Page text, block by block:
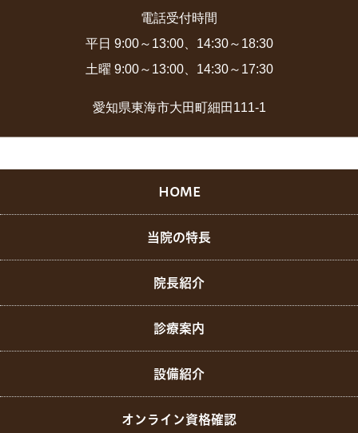
電話受付時間
平日 9:00～13:00、14:30～18:30
土曜 9:00～13:00、14:30～17:30
愛知県東海市大田町細田111-1
HOME
当院の特長
院長紹介
診療案内
設備紹介
オンライン資格確認